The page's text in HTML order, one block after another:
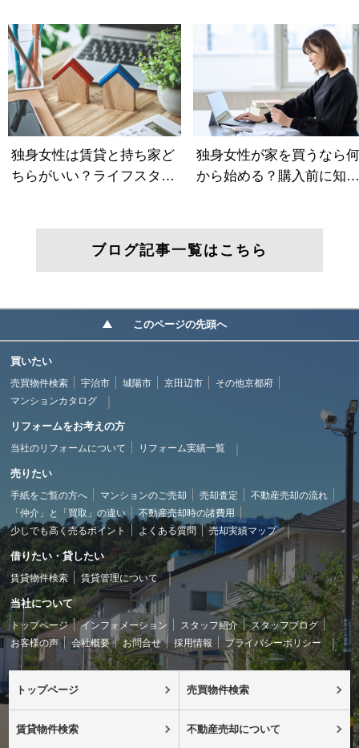
ブログ記事一覧はこちら
このページの先頭へ
買いたい
売買物件検索 宇治市 城陽市 京田辺市
その他京都府
マンションカタログ
リフォームをお考えの方
当社のリフォームについて リフォーム実績一覧
売りたい
手紙をご覧の方へ マンションのご売却 売却査定
不動産売却の流れ
「仲介」と「買取」の違い
不動産売却時の諸費用
少しでも高く売るポイント
よくある質問 売却実績マップ
借りたい・貸したい
賃貸物件検索 賃貸管理について
当社について
トップページ インフォメーション スタッフ紹介
スタッフブログ
お客様の声
会社概要 お問合せ 採用情報 プライバシーポリシー
トップページ 売買物件検索
賃貸物件検索 不動産売却について